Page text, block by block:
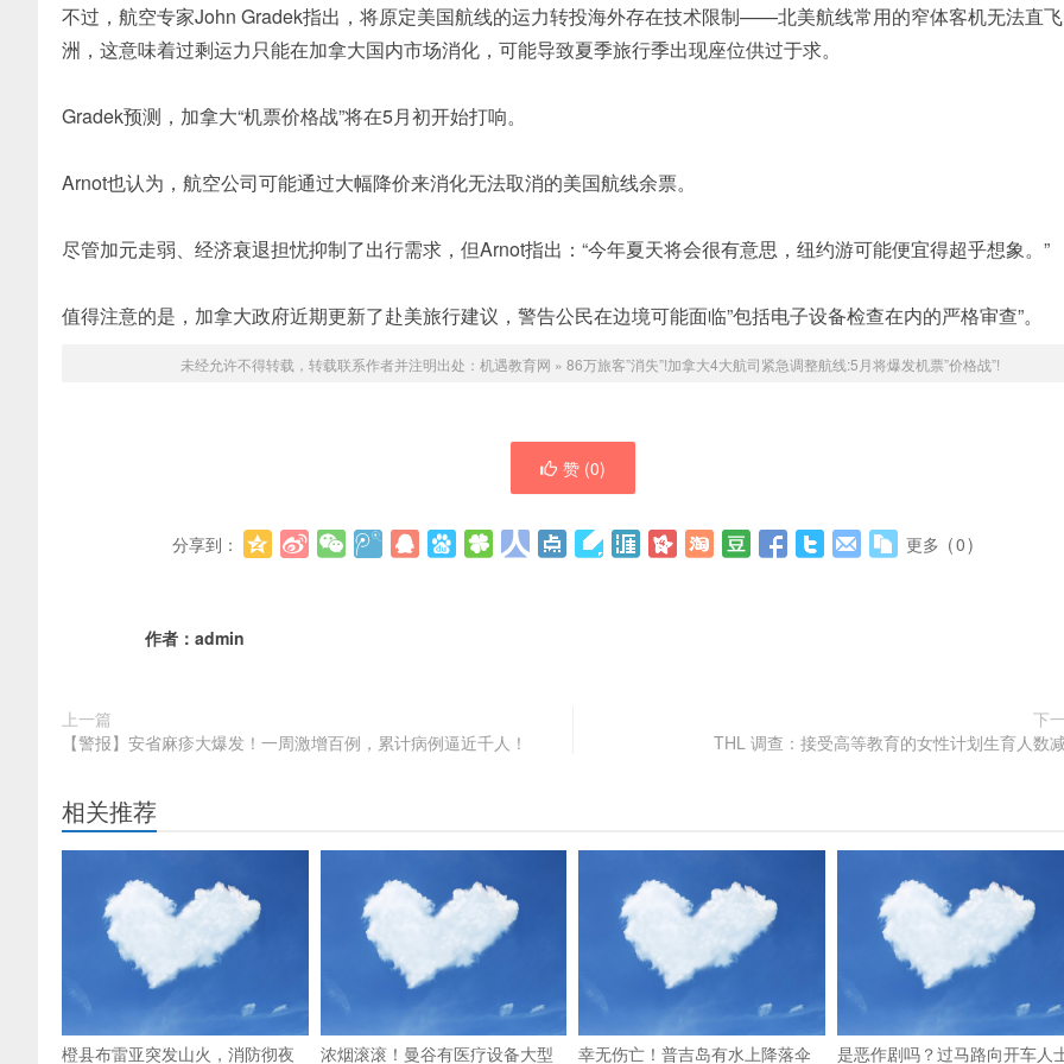
不过，航空专家John Gradek指出， 将原定美国航线的运力转投海外存在技术限制——北美航线常用的窄体客机无法直
洲，这意味着过剩运力只能在加拿大国内市场消化，可能导致夏季旅行季出现座位供过于求。
Gradek预测，加拿大“机票价格战”将在5月初开始打响。
Arnot也认为，航空公司可能通过大幅降价来消化无法取消的美国航线余票。
尽管加元走弱、经济衰退担忧抑制了出行需求，但Arnot指出：“今年夏天将会很有意思，纽约游可能便宜得超乎想象。”
值得注意的是， 加拿大政府近期更新了赴美旅行建议，警告公民在边境可能面临”包括电子设备检查在内的严格审查”。
未经允许不得转载，转载联系作者并注明出处： 机遇教育网 » 86万旅客”消失”!加拿大4大航司紧急调整航线:5月将爆发机票”价格战”!
赞 (0)
分享到： 更多 (0)
作者： admin
上一篇
【警报】安省麻疹大爆发！一周激增百例，累计病例逼近千人！
下
THL 调查：接受高等教育的女性计划生育人数
相关推荐
橙县布雷亚突发山火，消防彻夜 浓烟滚滚！曼谷有医疗设备大型 幸无伤亡！普吉岛有水上降落伞 是恶作剧吗？过马路向开车人